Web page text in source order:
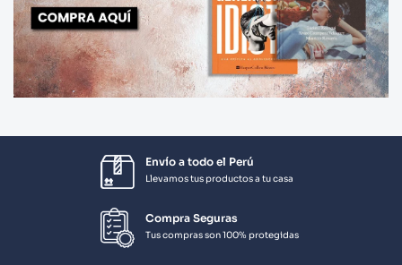
Envío a todo el Perú
Llevamos tus productos a tu casa
Compra Seguras
Tus compras son 100% protegidas